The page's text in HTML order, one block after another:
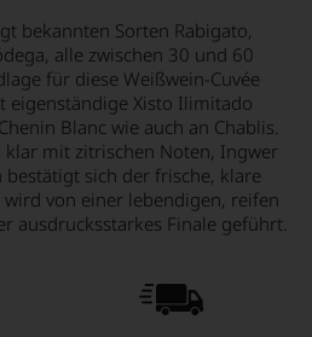
bekannten Sorten Rabigato,
alle zwischen 30 und 60
für diese Weißwein-Cuvée
eigenständige Xisto Ilimitado
Blanc wie auch an Chablis.
mit zitrischen Noten, Ingwer
bestätigt sich der frische, klare
von einer lebendigen, reifen
ausdrucksstarkes Finale geführt.